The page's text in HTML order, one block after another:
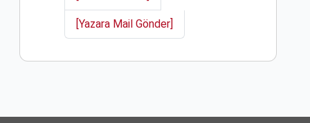
[Yazara Mail Gönder]